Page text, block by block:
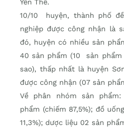
Yên Thế.
10/10 huyện, thành phố
nghiệp được công nhận là
đó, huyện có nhiều sản
40 sản phẩm (10 sản
sao), thấp nhất là huyện
được công nhận (07 sản
Về phân nhóm sản
phẩm (chiếm 87,5%); đồ
11,3%); dược liệu 02 sản